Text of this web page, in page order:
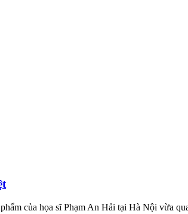
của họa sĩ Phạm An Hải tại Hà Nội vừa